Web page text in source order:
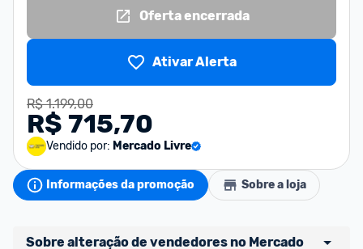
Oferta encerrada
Ativar Alerta
R$ 1.199,00
R$ 715,70
Vendido por: Mercado Livre
Informações da promoção Sobre a loja
Sobre alteração de vendedores no Mercado